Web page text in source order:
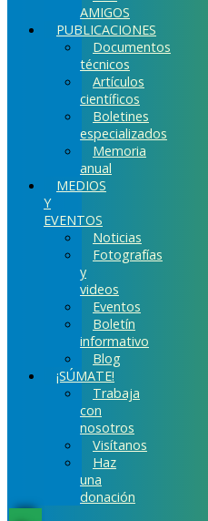
AMIGOS
PUBLICACIONES
Documentos
técnicos
Artículos
científicos
Boletines
especializados
Memoria
anual
MEDIOS
Y
EVENTOS
Noticias
Fotografías
y
videos
Eventos
Boletín
informativo
Blog
¡SÚMATE!
Trabaja
con
nosotros
Visítanos
Haz
una
donación